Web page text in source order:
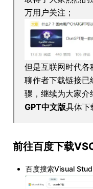
万用户关注；
但是互联网时代
聊作者下载链接
骤，继续为大家介
GPT中文版具体下
前往百度下载
百度搜索Visual